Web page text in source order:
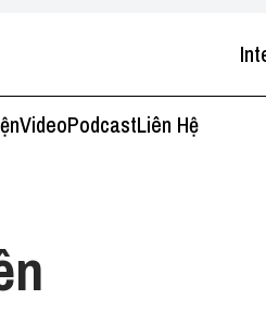
VideoPodcastLiên Hệ